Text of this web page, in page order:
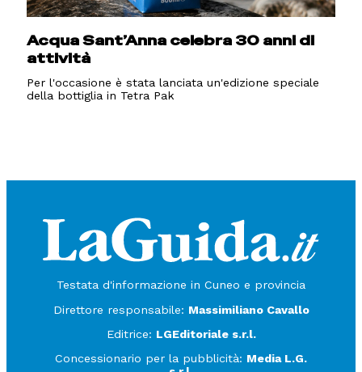
Acqua Sant’Anna celebra 30 anni di
attività
Per l'occasione è stata lanciata un'edizione speciale
della bottiglia in Tetra Pak
Testata d'informazione in Cuneo e provincia
Direttore responsabile: Massimiliano Cavallo
Editrice: LGEditoriale s.r.l.
Concessionario per la pubblicità: Media L.G.